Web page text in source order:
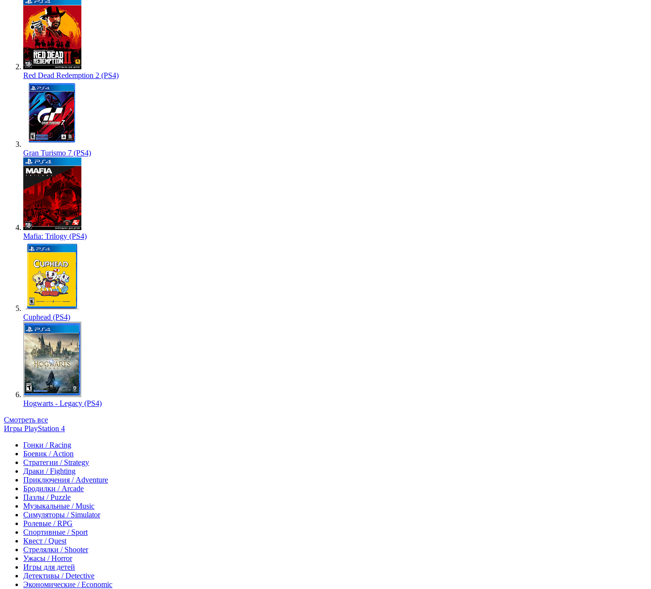
Red Dead Redemption 2 (PS4)
Gran Turismo 7 (PS4)
Mafia: Trilogy (PS4)
Cuphead (PS4)
Hogwarts - Legacy (PS4)
Смотреть все
Игры PlayStation 4
Гонки / Racing
Боевик / Action
Стратегии / Strategy
Драки / Fighting
Приключения / Adventure
Бродилки / Arcade
Пазлы / Puzzle
Музыкальные / Music
Симуляторы / Simulator
Ролевые / RPG
Спортивные / Sport
Квест / Quest
Стрелялки / Shooter
Ужасы / Horror
Игры для детей
Детективы / Detective
Экономические / Economic